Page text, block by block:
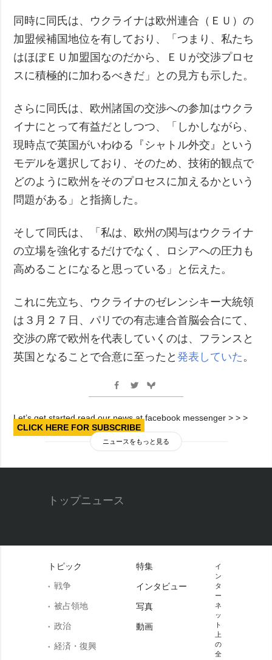
同時に同氏は、ウクライナは欧州連合（ＥＵ）の
加盟候補国地位を有しており、「つまり、私たち
はほぼＥＵ加盟国なのだから、ＥＵが交渉プロセ
スに積極的に加わるべきだ」との見方も示した。
さらに同氏は、欧州諸国の交渉への参加はウクラ
イナにとって有益だとしつつ、「しかしながら、
現時点で英国がいわゆる『シャトル外交』という
モデルを選択しており、そのため、技術的観点で
どのように欧州をそのプロセスに加えるかという
問題がある」と指摘した。
そして同氏は、「私は、欧州の関与はウクライナ
の立場を強化するだけでなく、ロシアへの圧力も
高めることになると思っている」と伝えた。
これに先立ち、ウクライナのゼレンシキー大統領
は３月２７日、パリでの有志連合首脳会合にて、
交渉の席で欧州を代表していくのは、フランスと
英国となることで合意に至ったと発表していた 。
Let’s get started read our news at facebook messenger > > >
CLICK HERE FOR SUBSCRIBE
ニュースをもっと見る
トップニュース
トピック
戦争
被占領地
政治
経済・復興
特集
インタビュー
写真
動画
イ
ン
タ
ー
ネ
ッ
ト
上
の
全